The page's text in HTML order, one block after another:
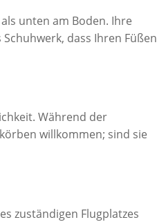
unten am Boden. Ihre
dass Ihren Füßen
Während der
willkommen; sind sie
zuständigen Flugplatzes